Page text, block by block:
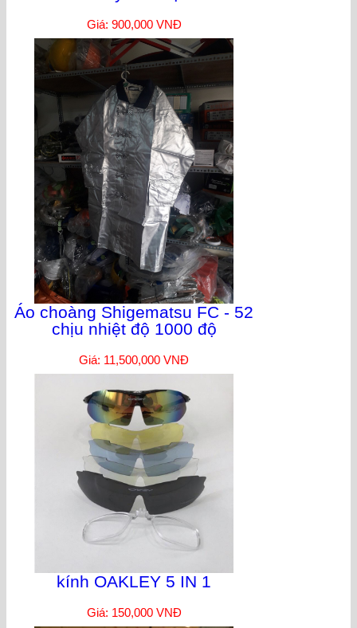
Giá: 900,000 VNĐ
Áo choàng Shigematsu FC - 52
chịu nhiệt độ 1000 độ
Giá: 11,500,000 VNĐ
kính OAKLEY 5 IN 1
Giá: 150,000 VNĐ